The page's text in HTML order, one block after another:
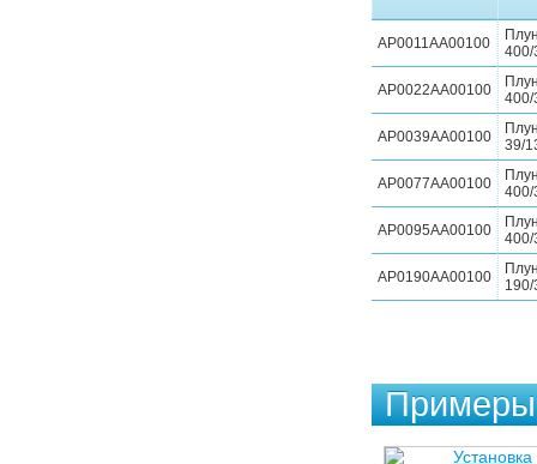
AP0011AA00100
400/
AP0022AA00100
400/
AP0039AA00100
39/
AP0077AA00100
400/
AP0095AA00100
400/
AP0190AA00100
190/
Примеры